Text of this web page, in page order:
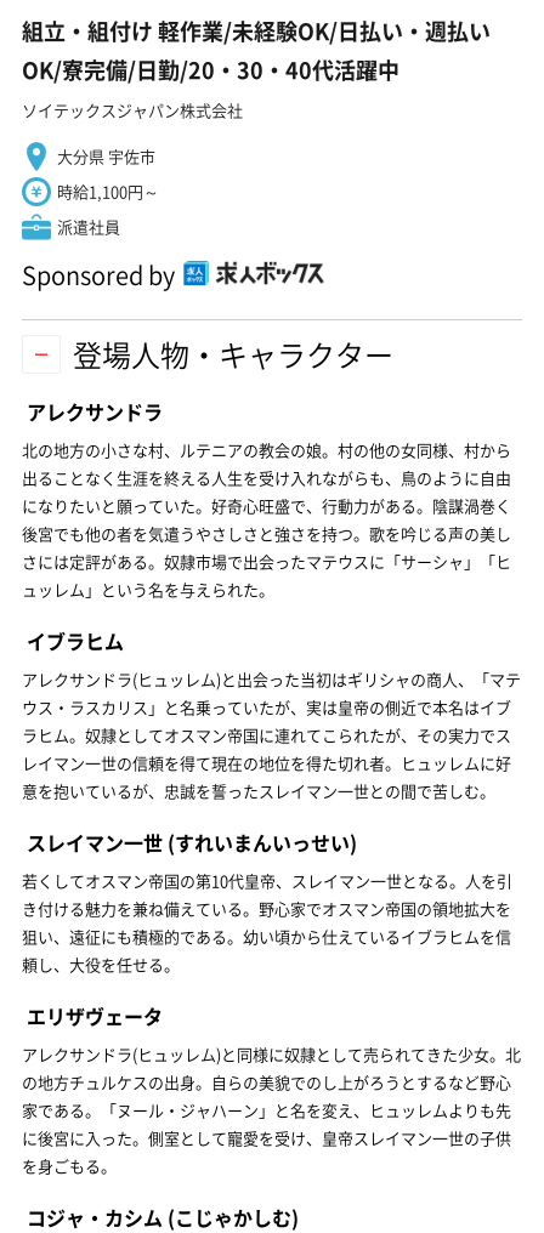
組立・組付け 軽作業/未経験OK/日払い・週払い
OK/寮完備/日勤/20・30・40代活躍中
ソイテックスジャパン株式会社
大分県 宇佐市
時給1,100円～
派遣社員
Sponsored by
登場人物・キャラクター
アレクサンドラ
北の地方の小さな村、ルテニアの教会の娘。村の他の女同様、村から
出ることなく生涯を終える人生を受け入れながらも、鳥のように自由
になりたいと願っていた。好奇心旺盛で、行動力がある。陰謀渦巻く
後宮でも他の者を気遣うやさしさと強さを持つ。歌を吟じる声の美し
さには定評がある。奴隷市場で出会ったマテウスに「サーシャ」「ヒ
ュッレム」という名を与えられた。
イブラヒム
アレクサンドラ(ヒュッレム)と出会った当初はギリシャの商人、「マテ
ウス・ラスカリス」と名乗っていたが、実は皇帝の側近で本名はイブ
ラヒム。奴隷としてオスマン帝国に連れてこられたが、その実力でス
レイマン一世の信頼を得て現在の地位を得た切れ者。ヒュッレムに好
意を抱いているが、忠誠を誓ったスレイマン一世との間で苦しむ。
スレイマン一世 (すれいまんいっせい)
若くしてオスマン帝国の第10代皇帝、スレイマン一世となる。人を引
き付ける魅力を兼ね備えている。野心家でオスマン帝国の領地拡大を
狙い、遠征にも積極的である。幼い頃から仕えているイブラヒムを信
頼し、大役を任せる。
エリザヴェータ
アレクサンドラ(ヒュッレム)と同様に奴隷として売られてきた少女。北
の地方チュルケスの出身。自らの美貌でのし上がろうとするなど野心
家である。「ヌール・ジャハーン」と名を変え、ヒュッレムよりも先
に後宮に入った。側室として寵愛を受け、皇帝スレイマン一世の子供
を身ごもる。
コジャ・カシム (こじゃかしむ)